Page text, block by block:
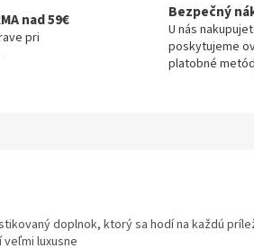
nad 59€
pri
Bezpečný
U nás
poskytujeme
platobné
doplnok, ktorý sa hodí na každú
luxusne